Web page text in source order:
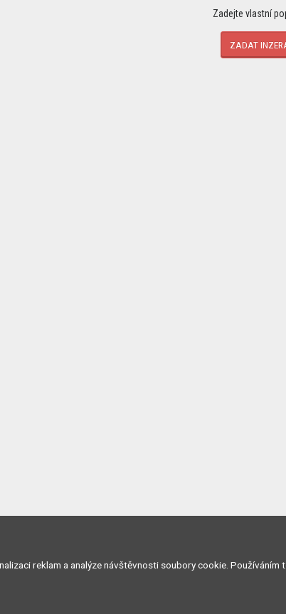
Zadejte vlastní
ZADAT
reklam a analýze návštěvnosti soubory cookie.